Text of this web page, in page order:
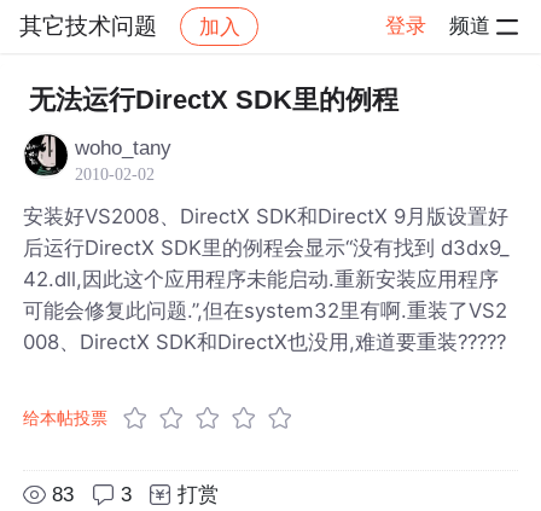
其它技术问题 加入 登录 频道
社区 其它技术问题 帖子详情
无法运行DirectX SDK里的例程
woho_tany
2010-02-02
安装好VS2008、DirectX SDK和DirectX 9月版设置好
后运行DirectX SDK里的例程会显示“没有找到 d3dx9_
42.dll,因此这个应用程序未能启动.重新安装应用程序
可能会修复此问题.”,但在system32里有啊.重装了VS2
008、DirectX SDK和DirectX也没用,难道要重装?????
给本帖投票
83 3 打赏